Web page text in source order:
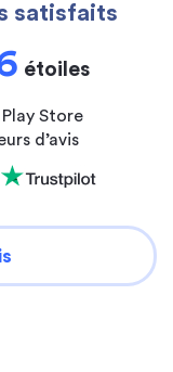
satisfaits
étoiles
Store
d’avis